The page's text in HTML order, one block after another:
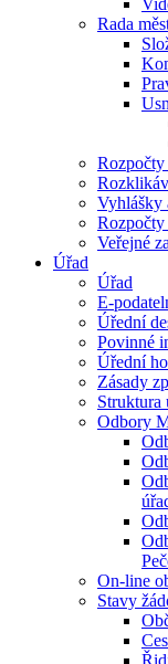
Rada
Rozpočty
Vyhlášky
Rozpočty
Veřejné
Úřad
Úřad
E-
Úřední
Povinné
Úřední
Zásady
Struktura
Odbory
On-line
Stavy